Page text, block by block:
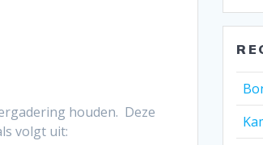
houden. Deze
volgt uit: